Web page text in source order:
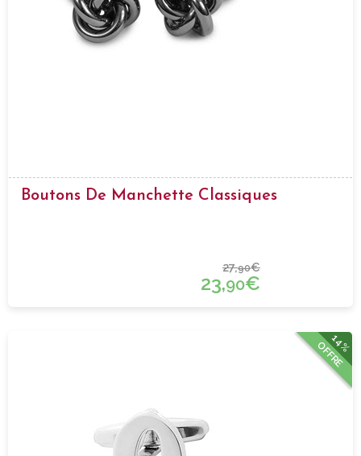
Boutons De Manchette Classiques
27,90€
23,90€
14%
OFFRE